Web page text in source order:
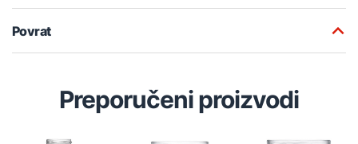
Povrat
Preporučeni proizvodi